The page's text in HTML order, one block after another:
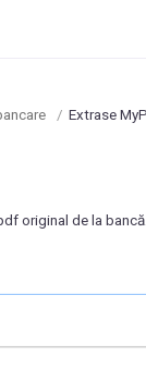
/ Extrase
original de la